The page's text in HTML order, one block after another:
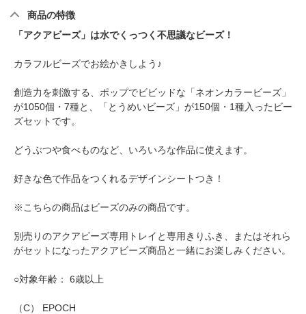
商品の特徴
「アクアビーズ」は水でくっつく不思議なビーズ！
カラフルビーズでお絵かきしよう♪
創造力を刺激する、ポップでビビッドな「ネオンカラービーズ」
が1050個・7種と、「とうめいビーズ」が150個・1種入ったビー
ズセットです。
どうぶつや食べものなど、いろいろな作品に使えます。
好きな色で作品をつくれるデザインシートつき！
※こちらの商品はビーズのみの商品です。
別売りのアクアビーズ専用トレイと専用きりふき、またはそれら
がセットになったアクアビーズ商品と一緒にお楽しみください。
○対象年齢： 6歳以上
（C） EPOCH